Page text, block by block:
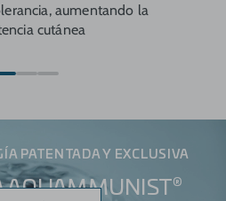
aumentando la
cutánea
PATENTADA Y EXCLUSIVA
AQUAMMUNIST ®